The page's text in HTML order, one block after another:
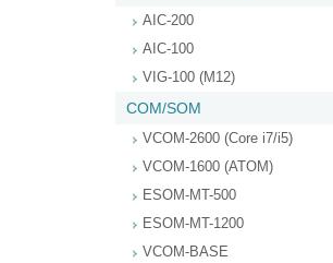
AIC-200
AIC-100
VIG-100 (M12)
COM/SOM
VCOM-2600 (Core i7/i5)
VCOM-1600 (ATOM)
ESOM-MT-500
ESOM-MT-1200
VCOM-BASE